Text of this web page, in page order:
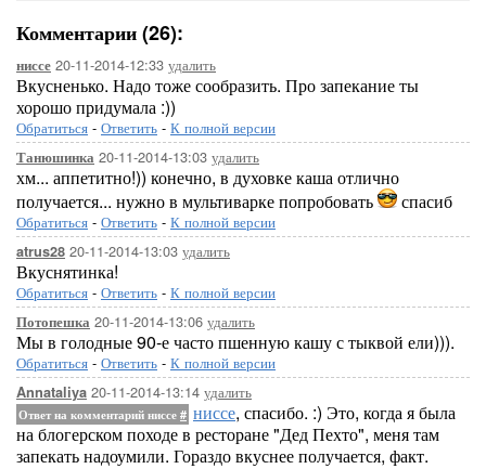
Комментарии (26):
ниссе 20-11-2014-12:33 удалить
Вкусненько. Надо тоже сообразить. Про запекание ты
хорошо придумала :))
Обратиться - Ответить - К полной версии
Танюшинка 20-11-2014-13:03 удалить
хм... аппетитно!)) конечно, в духовке каша отлично
получается... нужно в мультиварке попробовать
спасиб
Обратиться - Ответить - К полной версии
atrus28 20-11-2014-13:03 удалить
Вкуснятинка!
Обратиться - Ответить - К полной версии
Потопешка 20-11-2014-13:06 удалить
Мы в голодные 90-е часто пшенную кашу с тыквой ели))).
Обратиться - Ответить - К полной версии
Annataliya 20-11-2014-13:14 удалить
Ответ на комментарий ниссе # ниссе, спасибо. :) Это, когда я была
на блогерском походе в ресторане "Дед Пехто", меня там
запекать надоумили. Гораздо вкуснее получается, факт.